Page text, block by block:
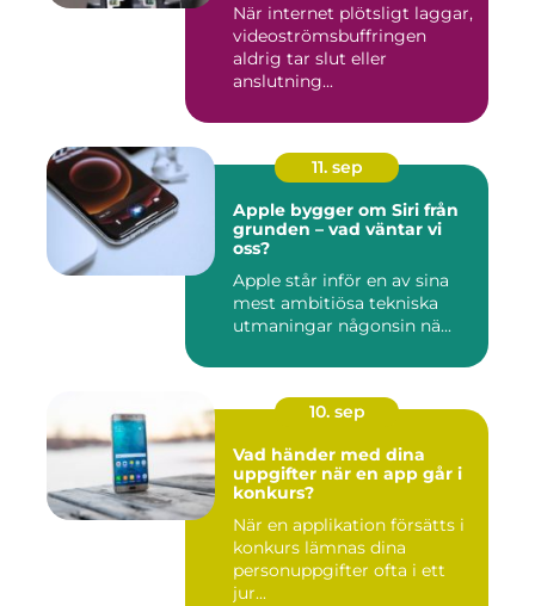
När internet plötsligt laggar,
videoströmsbuffringen
aldrig tar slut eller
anslutning...
11. sep
Apple bygger om Siri från
grunden – vad väntar vi
oss?
Apple står inför en av sina
mest ambitiösa tekniska
utmaningar någonsin nä...
10. sep
Vad händer med dina
uppgifter när en app går i
konkurs?
När en applikation försätts i
konkurs lämnas dina
personuppgifter ofta i ett
jur...